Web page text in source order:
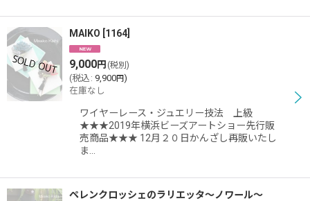
MAIKO 1164
9,000円 (税別)
(税込 : 9,900円)
在庫なし
ワイヤーレース・ジュエリー技法 上級
★★★2019年横浜ビーズアートショー先行販
売商品★★★ 12月２０日かんざし再販いたし
ま…
ペレンクロッシェのラリエッタ〜ノワール〜